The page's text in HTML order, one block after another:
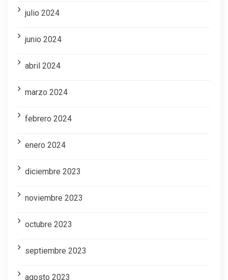
julio 2024
junio 2024
abril 2024
marzo 2024
febrero 2024
enero 2024
diciembre 2023
noviembre 2023
octubre 2023
septiembre 2023
agosto 2023